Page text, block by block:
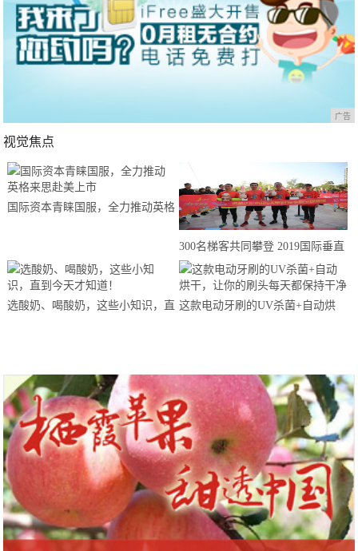
广告
视觉焦点
国际资本青睐国服，全力推动英格
300名梯客共同攀登 2019国际垂直
马拉松超级精英赛顺德海骏达中心
站欢乐开跑
选酸奶、喝酸奶，这些小知识，直 这款电动牙刷的UV杀菌+自动烘